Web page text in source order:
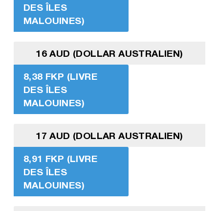
DES ÎLES
MALOUINES)
16 AUD (DOLLAR AUSTRALIEN)
8,38 FKP (LIVRE
DES ÎLES
MALOUINES)
17 AUD (DOLLAR AUSTRALIEN)
8,91 FKP (LIVRE
DES ÎLES
MALOUINES)